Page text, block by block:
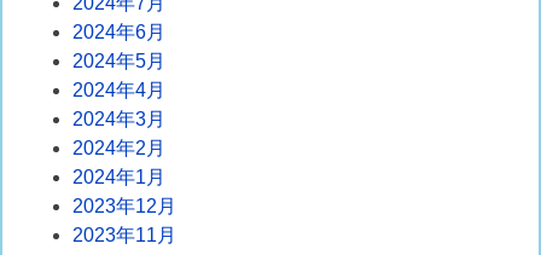
2024年6月
2024年5月
2024年4月
2024年3月
2024年2月
2024年1月
2023年12月
2023年11月